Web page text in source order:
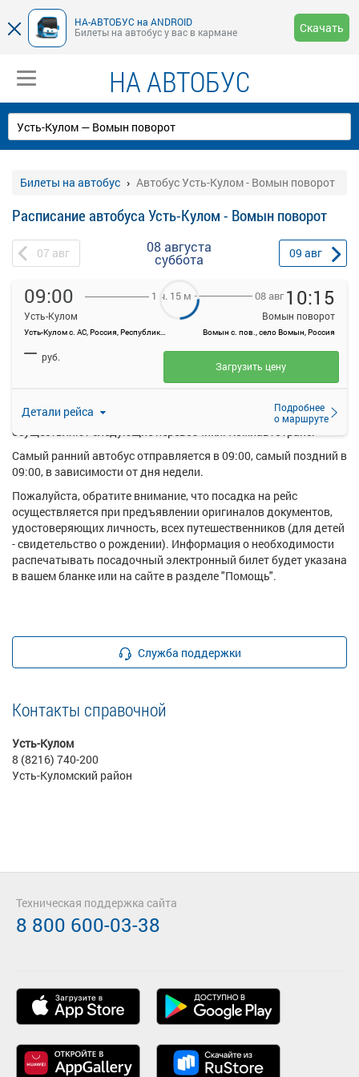
НА-АВТОБУС на ANDROID
Билеты на автобус у вас в кармане
Скачать
НА АВТОБУС
Билеты на автобус Автобус Усть-Кулом - Вомын поворот
Расписание автобуса Усть-Кулом - Вомын поворот
07 авг 08 августа
суббота 09 авг
09:00
Усть-Кулом
Усть-Кулом с. АС, Россия, Республика Коми, Усть-Куломский район, село Усть-Кулом, Советская ул, 33д
1 ч. 15 м 08 авг 10:15
Вомын поворот
Вомын с. пов., село Вомын, Россия
Детали рейса
Подробнее
о маршруте
— руб.
Загрузить цену
На данной странице вы можете ознакомиться с расписанием и
купить билет онлайн на автобус Усть-Кулом - Вомын поворот.
Ежедневно по маршруту Усть-Кулом - Вомын поворот
Перевозку пассажиров по данному направлению
осуществляют следующие перевозчики: Комиавтотранс.
Самый ранний автобус отправляется в 09:00, самый поздний в
09:00, в зависимости от дня недели.
Пожалуйста, обратите внимание, что посадка на рейс
осуществляется при предъявлении оригиналов документов,
удостоверяющих личность, всех путешественников (для детей
- свидетельство о рождении). Информация о необходимости
распечатывать посадочный электронный билет будет указана
в вашем бланке или на сайте в разделе "Помощь".
Служба поддержки
Контакты справочной
Усть-Кулом
8 (8216) 740-200
Усть-Куломский район
Техническая поддержка сайта
8 800 600-03-38